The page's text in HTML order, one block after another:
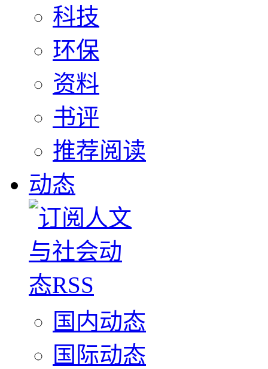
科技
环保
资料
书评
推荐阅读
动态
国内动态
国际动态